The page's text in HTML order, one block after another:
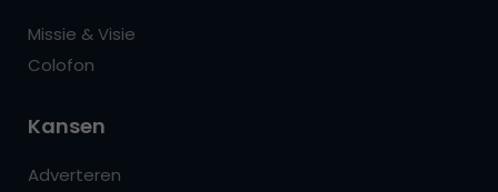
Missie & Visie
Colofon
Kansen
Adverteren